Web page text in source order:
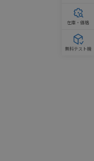
在庫・価格
無料テスト機